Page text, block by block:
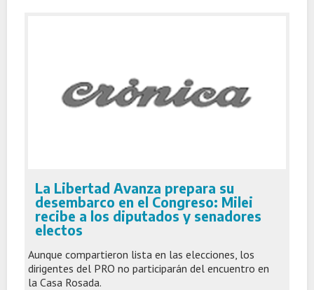
La Libertad Avanza prepara su
desembarco en el Congreso: Milei
recibe a los diputados y senadores
electos
Aunque compartieron lista en las elecciones, los
dirigentes del PRO no participarán del encuentro en
la Casa Rosada.